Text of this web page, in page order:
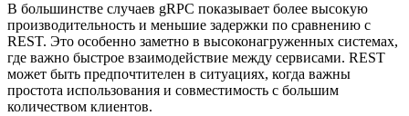
В большинстве случаев gRPC показывает более высокую
производительность и меньшие задержки по сравнению с
REST. Это особенно заметно в высоконагруженных системах,
где важно быстрое взаимодействие между сервисами. REST
может быть предпочтителен в ситуациях, когда важны
простота использования и совместимость с большим
количеством клиентов.